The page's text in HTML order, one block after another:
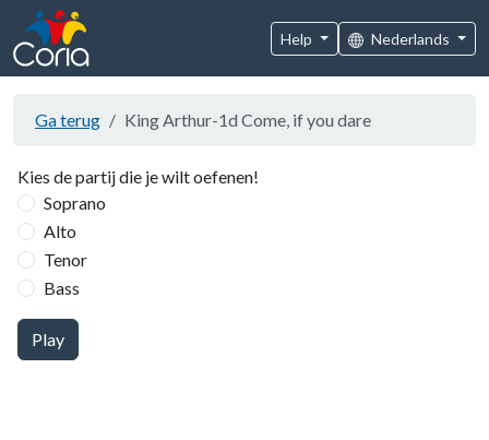
Help Nederlands
Ga terug King Arthur-1d Come, if you dare
Kies de partij die je wilt oefenen!
Soprano
Alto
Tenor
Bass
Play